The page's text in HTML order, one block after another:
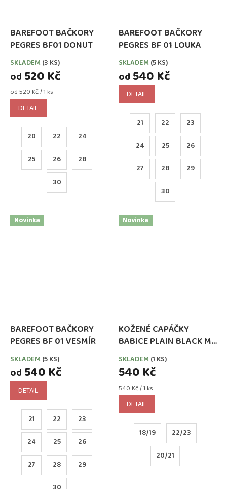
BAREFOOT BAČKORY
PEGRES BF01 DONUT
SKLADEM (3 KS)
od 520 Kč
Měrná
cena:
od 520 Kč / 1 ks
DETAIL
20 22 24
25 26 28
30
BAREFOOT BAČKORY
PEGRES BF 01 LOUKA
SKLADEM (5 KS)
od 540 Kč
DETAIL
21 22 23
24 25 26
27 28 29
30
Novinka
BAREFOOT BAČKORY
PEGRES BF 01 VESMÍR
SKLADEM (5 KS)
od 540 Kč
DETAIL
21 22 23
24 25 26
27 28 29
Novinka
KOŽENÉ CAPÁČKY
BABICE PLAIN BLACK MB
053
SKLADEM (1 KS)
540 Kč
Měrná
cena:
540 Kč / 1 ks
DETAIL
18/19 22/23
20/21